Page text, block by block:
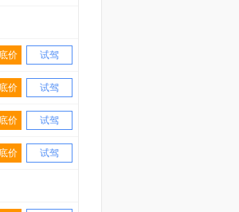
价 试驾
价 试驾
价 试驾
价 试驾